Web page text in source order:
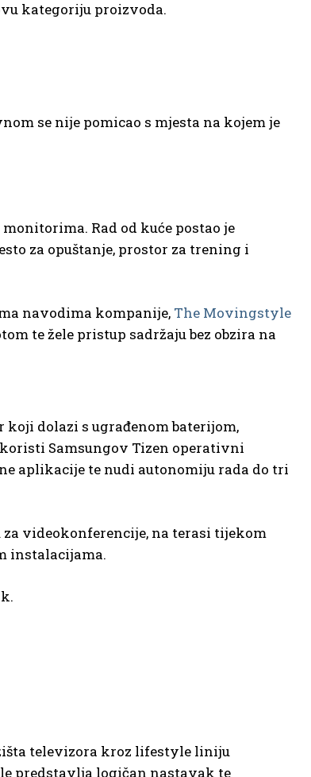
kategoriju proizvoda.
se nije pomicao s mjesta na kojem je
Rad od kuće postao je
za opuštanje, prostor za trening i
navodima kompanije, The Movingstyle
te žele pristup sadržaju bez obzira na
dolazi s ugrađenom baterijom,
Samsungov Tizen operativni
aplikacije te nudi autonomiju rada do tri
videokonferencije, na terasi tijekom
instalacijama.
televizora kroz lifestyle liniju
predstavlja logičan nastavak te